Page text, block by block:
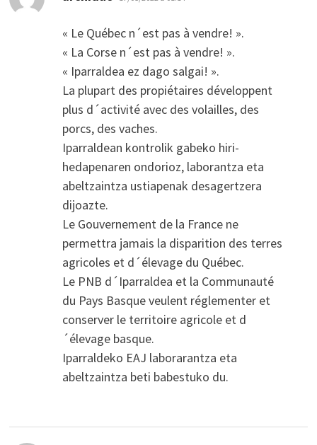
« Le Québec n´est pas à vendre! ».
« La Corse n´est pas à vendre! ».
« Iparraldea ez dago salgai! ».
La plupart des propiétaires développent
plus d´activité avec des volailles, des
porcs, des vaches.
Iparraldean kontrolik gabeko hiri-
hedapenaren ondorioz, laborantza eta
abeltzaintza ustiapenak desagertzera
dijoazte.
Le Gouvernement de la France ne
permettra jamais la disparition des terres
agricoles et d´élevage du Québec.
Le PNB d´Iparraldea et la Communauté
du Pays Basque veulent réglementer et
conserver le territoire agricole et d
´élevage basque.
Iparraldeko EAJ laborarantza eta
abeltzaintza beti babestuko du.